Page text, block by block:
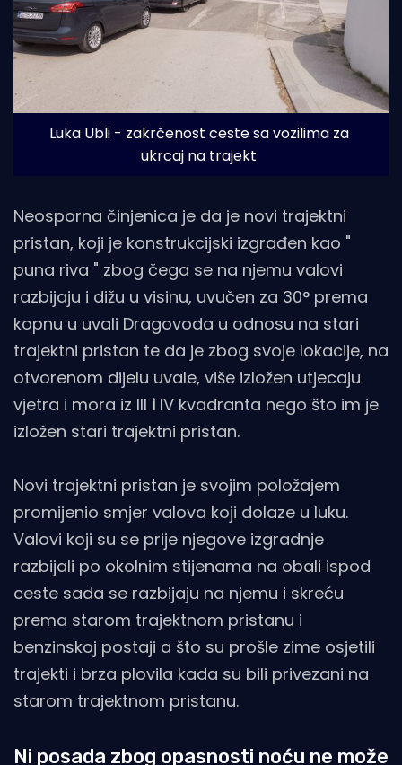
Luka Ubli - zakrčenost ceste sa vozilima za
ukrcaj na trajekt
Neosporna činjenica je da je novi trajektni
pristan, koji je konstrukcijski izgrađen kao "
puna riva " zbog čega se na njemu valovi
razbijaju i dižu u visinu, uvučen za 30° prema
kopnu u uvali Dragovoda u odnosu na stari
trajektni pristan te da je zbog svoje lokacije, na
otvorenom dijelu uvale, više izložen utjecaju
vjetra i mora iz III i IV kvadranta nego što im je
izložen stari trajektni pristan.
Novi trajektni pristan je svojim položajem
promijenio smjer valova koji dolaze u luku.
Valovi koji su se prije njegove izgradnje
razbijali po okolnim stijenama na obali ispod
ceste sada se razbijaju na njemu i skreću
prema starom trajektnom pristanu i
benzinskoj postaji a što su prošle zime osjetili
trajekti i brza plovila kada su bili privezani na
starom trajektnom pristanu.
Ni posada zbog opasnosti noću ne može